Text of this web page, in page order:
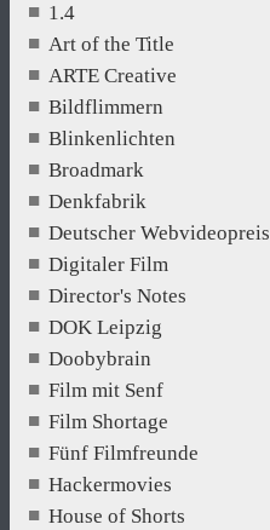
1.4
Art of the Title
ARTE Creative
Bildflimmern
Blinkenlichten
Broadmark
Denkfabrik
Deutscher Webvideopreis
Digitaler Film
Director's Notes
DOK Leipzig
Doobybrain
Film mit Senf
Film Shortage
Fünf Filmfreunde
Hackermovies
House of Shorts